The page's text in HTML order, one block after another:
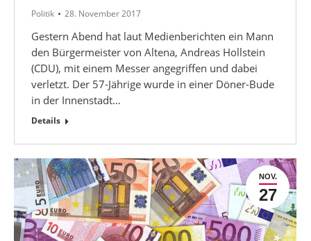
Politik 28. November 2017
Gestern Abend hat laut Medienberichten ein Mann
den Bürgermeister von Altena, Andreas Hollstein
(CDU), mit einem Messer angegriffen und dabei
verletzt. Der 57-Jährige wurde in einer Döner-Bude
in der Innenstadt…
Details
NOV.
27